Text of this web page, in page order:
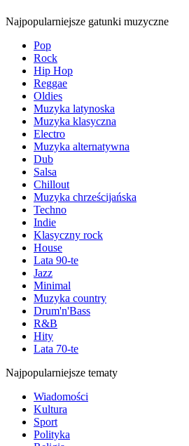
Najpopularniejsze gatunki muzyczne
Pop
Rock
Hip Hop
Reggae
Oldies
Muzyka latynoska
Muzyka klasyczna
Electro
Muzyka alternatywna
Dub
Salsa
Chillout
Muzyka chrześcijańska
Techno
Indie
Klasyczny rock
House
Lata 90-te
Jazz
Minimal
Muzyka country
Drum'n'Bass
R&B
Hity
Lata 70-te
Najpopularniejsze tematy
Wiadomości
Kultura
Sport
Polityka